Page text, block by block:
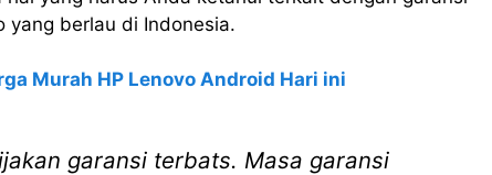
yang berlau di Indonesia.
Murah HP Lenovo Android Hari ini
garansi terbats. Masa garansi